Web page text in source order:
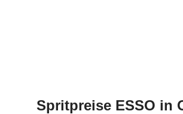
Spritpreise ESSO in